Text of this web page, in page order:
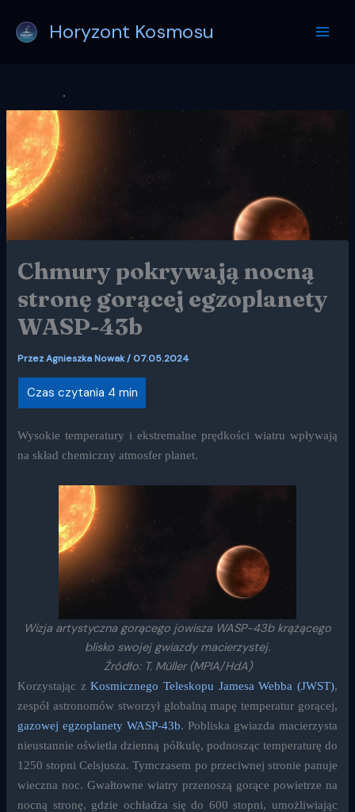
treści
Horyzont Kosmosu
Chmury pokrywają nocną
stronę gorącej egzoplanety
WASP-43b
PrzezAgnieszka Nowak/07.05.2024
Wysokie temperatury i ekstremalne prędkości wiatru wpływają
na skład chemiczny atmosfer planet.
Wizja artystyczna gorącego jowisza WASP-43b krążącego
blisko swojej gwiazdy macierzystej.
Źródło: T. Müller (MPIA/HdA)
Korzystając zKosmicznego Teleskopu Jamesa Webba (JWST),
zespół astronomów stworzył globalną mapę temperatur gorącej,
gazowej egzoplanety WASP-43b. Pobliska gwiazda macierzysta
nieustannie oświetla dzienną półkulę, podnosząc temperaturę do
1250 stopni Celsjusza. Tymczasem po przeciwnej stronie panuje
wieczna noc. Gwałtowne wiatry przenoszą gorące powietrze na
nocną stronę, gdzie ochładza się do 600 stopni, umożliwiając